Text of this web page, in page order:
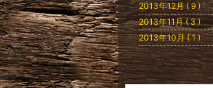
2013年12月 ( 9 )
2013年11月 ( 3 )
2013年10月 ( 1 )